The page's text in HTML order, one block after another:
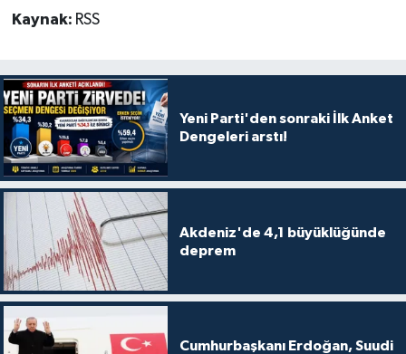
Kaynak: RSS
Yeni Parti'den sonraki İlk Anket
Dengeleri arstı!
Akdeniz'de 4,1 büyüklüğünde
deprem
Cumhurbaşkanı Erdoğan, Suudi